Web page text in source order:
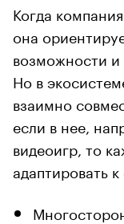
Когда
она
возможности и
Но в
взаимно
если в нее,
видеоигр, то
адаптировать